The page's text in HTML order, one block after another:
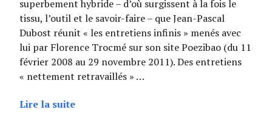
superbement hybride – d’où surgissent à la fois le
tissu, l’outil et le savoir-faire – que Jean-Pascal
Dubost réunit « les entretiens infinis » menés avec
lui par Florence Trocmé sur son site Poezibao (du 11
février 2008 au 29 novembre 2011). Des entretiens
« nettement retravaillés » …
Lire la suite